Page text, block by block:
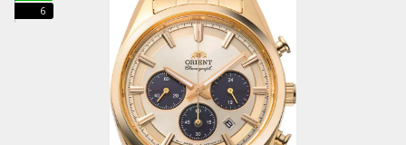
6